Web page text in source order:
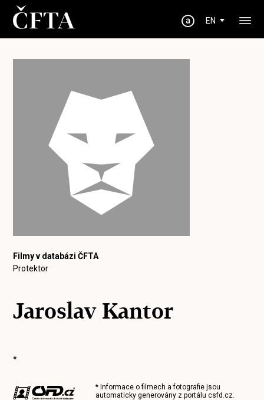
EN
Filmy v databázi ČFTA
Protektor
Jaroslav Kantor
*
* Informace o filmech a fotografie jsou
automaticky generovány z portálucsfd.cz.